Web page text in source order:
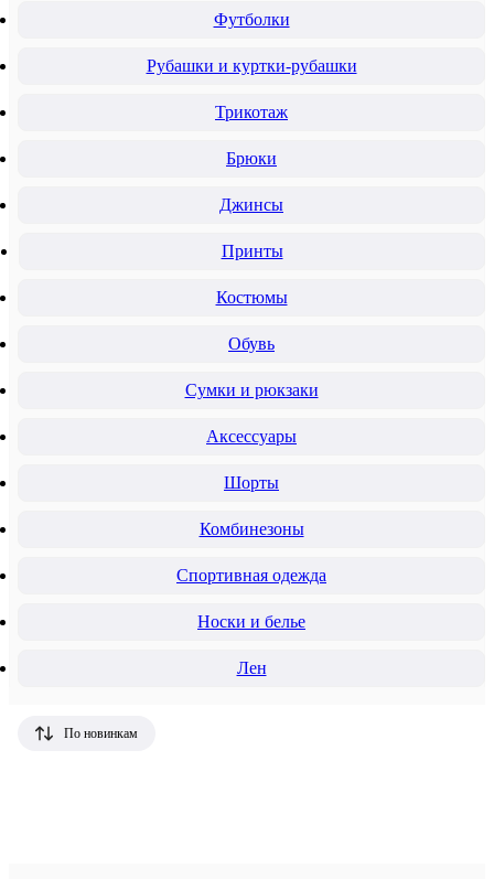
Футболки
Рубашки и куртки-рубашки
Трикотаж
Брюки
Джинсы
Принты
Костюмы
Обувь
Сумки и рюкзаки
Аксессуары
Шорты
Комбинезоны
Спортивная одежда
Носки и белье
Лен
По новинкам